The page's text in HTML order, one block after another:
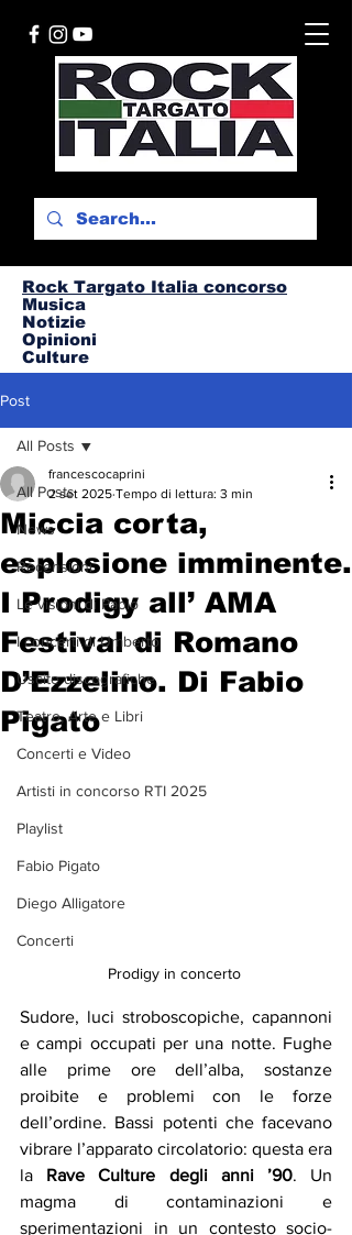
Rock Targato Italia concorso
Musica
Notizie
Opinioni
Culture
Post
All Posts
News
Recensioni
Le visioni di Paolo
I concerti di Umberto
Uscite discografiche
Teatro, Arte e Libri
Concerti e Video
Artisti in concorso RTI 2025
Playlist
Fabio Pigato
Diego Alligatore
Concerti
All Posts
Miccia corta,
esplosione imminente.
I Prodigy all’ AMA
Festival di Romano
D’Ezzelino. Di Fabio
Pigato
francescocaprini
2 set 2025 Tempo di lettura: 3 min
Prodigy in concerto
Sudore, luci stroboscopiche, capannoni
e campi occupati per una notte. Fughe
alle prime ore dell’alba, sostanze
proibite e problemi con le forze
dell’ordine. Bassi potenti che facevano
vibrare l’apparato circolatorio: questa era
la Rave Culture degli anni ’90. Un
magma di contaminazioni e
sperimentazioni in un contesto socio-